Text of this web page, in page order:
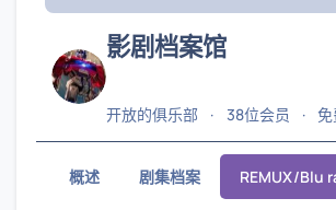
影剧档案馆
开放的俱乐部 38位会员 免
概述 剧集档案 REMUX/Blu